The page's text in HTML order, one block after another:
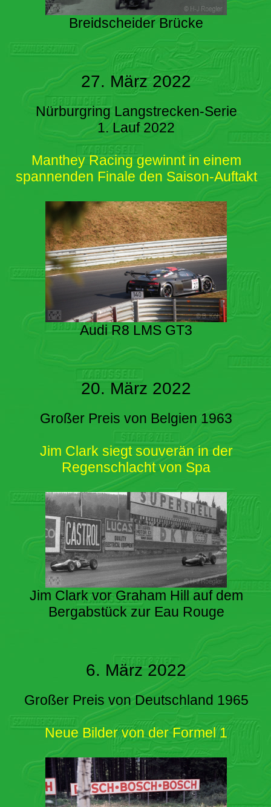
Breidscheider Brücke
27. März 2022
Nürburgring Langstrecken-Serie
1. Lauf 2022
Manthey Racing gewinnt in einem
spannenden Finale den Saison-Auftakt
Audi R8 LMS GT3
20. März 2022
Großer Preis von Belgien 1963
Jim Clark siegt souverän in der
Regenschlacht von Spa
Jim Clark vor Graham Hill auf dem
Bergabstück zur Eau Rouge
6. März 2022
Großer Preis von Deutschland 1965
Neue Bilder von der Formel 1